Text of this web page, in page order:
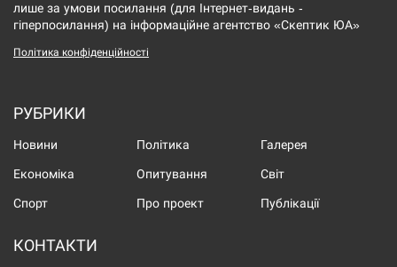
лише за умови посилання (для Інтернет-видань -
гіперпосилання) на інформаційне агентство «Скептик ЮА»
Політика конфіденційності
РУБРИКИ
Новини Політика Галерея
Економіка Опитування Світ
Спорт Про проект Публікації
КОНТАКТИ